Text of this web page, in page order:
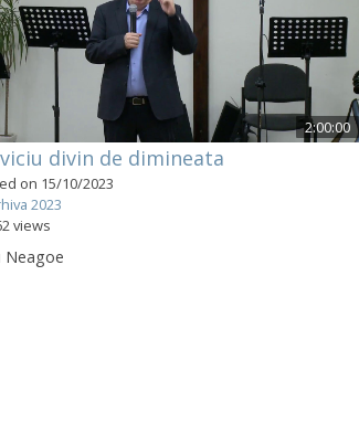
2:00:00
divin de dimineata
on 15/10/2023
2023
views
Neagoe